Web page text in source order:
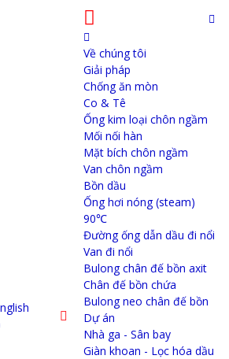
Về chúng tôi
Giải pháp
Chống ăn mòn
Co & Tê
Ống kim loại chôn ngầm
Mối nối hàn
Mặt bích chôn ngầm
Van chôn ngầm
Bồn dầu
Ống hơi nóng (steam)
90℃
Đường ống dẫn dầu đi nổi
Van đi nổi
Bulong chân đế bồn axit
Chân đế bồn chứa
Bulong neo chân đế bồn
Dự án
Nhà ga - Sân bay
Giàn khoan - Lọc hóa dầu